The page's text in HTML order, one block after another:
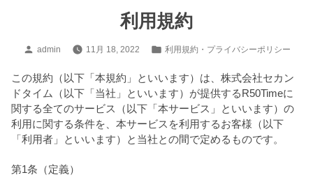
利用規約
投
者:
admin 11月 18, 2022
カ
ゴ
リ
ー:
利用規約・プライバシーポリシー
この規約（以下「本規約」といいます）は、株式会社セカン
ドタイム（以下「当社」といいます）が提供するR50Timeに
関する全てのサービス（以下「本サービス」といいます）の
利用に関する条件を、本サービスを利用するお客様（以下
「利用者」といいます）と当社との間で定めるものです。
第1条（定義）